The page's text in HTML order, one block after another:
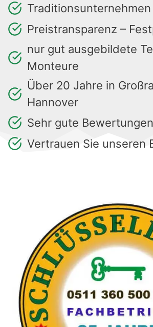
Traditionsunternehmen
Preistransparenz –
nur gut ausgebildete
Monteure
Über 20 Jahre in
Hannover
Sehr gute Bewertungen
Vertrauen Sie unseren